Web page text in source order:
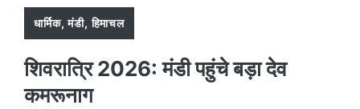
धार्मिक,मंडी,हिमाचल
शिवरात्रि 2026: मंडी पहुंचे बड़ा देव
कमरूनाग